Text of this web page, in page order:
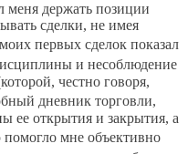
меня держать позиции
сделки, не имея
первых сделок показал
и несоблюдение
честно говоря,
дневник торговли,
ее открытия и закрытия, а
помогло мне объективно